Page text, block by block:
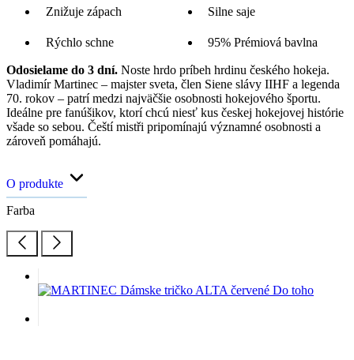
Znižuje zápach Silne saje
Rýchlo schne 95% Prémiová bavlna
Odosielame do 3 dní. Noste hrdo príbeh hrdinu českého hokeja.
Vladimír Martinec – majster sveta, člen Siene slávy IIHF a legenda
70. rokov – patrí medzi najväčšie osobnosti hokejového športu.
Ideálne pre fanúšikov, ktorí chcú niesť kus českej hokejovej histórie
všade so sebou. Čeští mistři pripomínajú významné osobnosti a
zároveň pomáhajú.
O produkte
Farba